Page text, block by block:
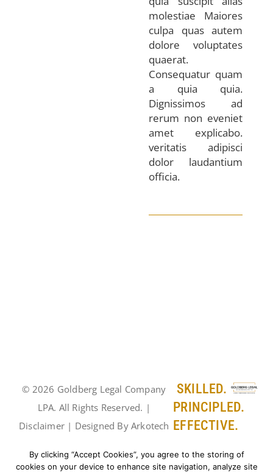
molestiae Maiores
culpa quas autem
dolore voluptates
quaerat.
Consequatur quam
a quia quia.
Dignissimos ad
rerum non eveniet
amet explicabo.
veritatis adipisci
dolor laudantium
officia.
© 2026 Goldberg Legal Company
LPA. All Rights Reserved. |
Disclaimer | Designed ByArkotech
SKILLED.
PRINCIPLED.
EFFECTIVE.
By clicking “Accept Cookies”, you agree to the storing of
cookies on your device to enhance site navigation, analyze site